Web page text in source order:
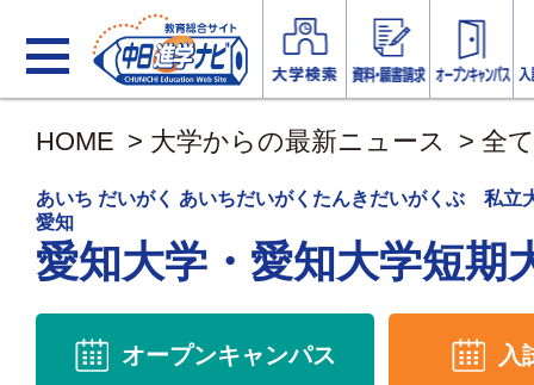
HOME > 大学からの最新ニュース > 全て
あいち だいがく あいちだいがくたんきだいがくぶ 私
愛知
愛知大学・愛知大学短期
オープンキャンパス 入